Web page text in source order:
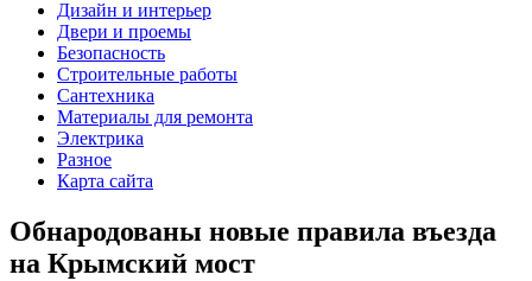
Дизайн и интерьер
Двери и проемы
Безопасность
Строительные работы
Сантехника
Материалы для ремонта
Электрика
Разное
Карта сайта
Обнародованы новые правила въезда
на Крымский мост